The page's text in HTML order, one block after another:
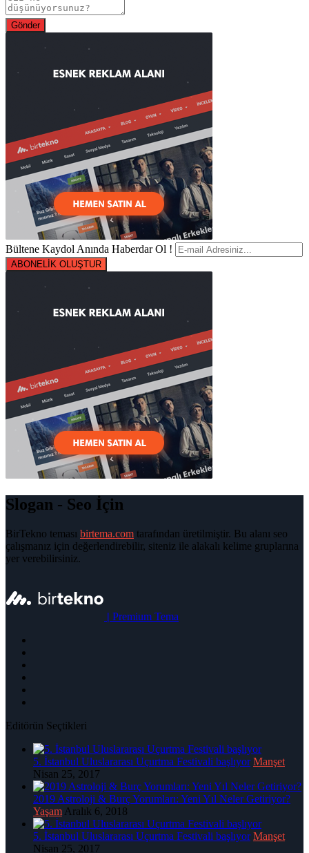
Bültene Kaydol Anında Haberdar Ol !
ABONELİK OLUŞTUR
Slogan - Seo İçin
BirTekno teması birtema.com tarafından üretilmiştir. Bu alanı seo
çalışmanız için değerlendirebilir, siteniz ile alakalı kelime gruplarına
yer verebilirsiniz.
| Premium Tema
Editörün Seçtikleri
5. İstanbul Uluslararası Uçurtma Festivali başlıyor Manşet
Nisan 25, 2017
2019 Astroloji & Burç Yorumları: Yeni Yıl Neler Getiriyor?
Yaşam Aralık 6, 2018
5. İstanbul Uluslararası Uçurtma Festivali başlıyor Manşet
Nisan 25, 2017